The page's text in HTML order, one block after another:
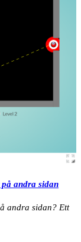
andra sidan
andra sidan? Ett